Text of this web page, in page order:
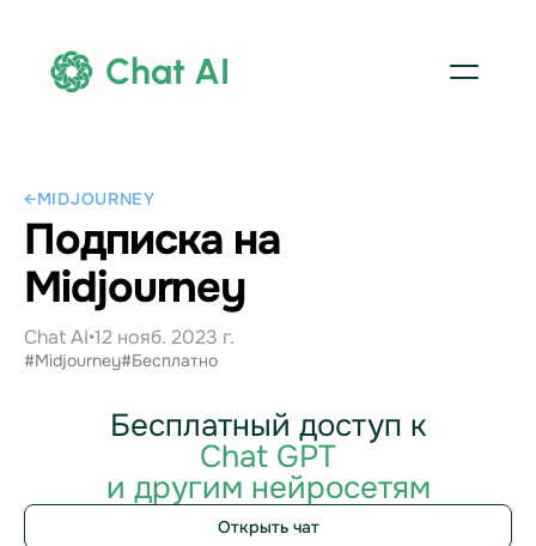
Chat AI
←MIDJOURNEY
Подписка на
Midjourney
Chat AI•12 нояб. 2023 г.
#Midjourney#Бесплатно
Бесплатный доступ к
Chat GPT
и другим нейросетям
Открыть чат